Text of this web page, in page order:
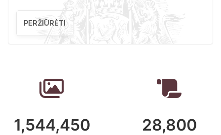
PERŽIŪRĖTI
1,544,450 28,800